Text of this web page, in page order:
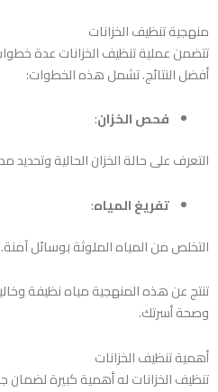
منهجية تنظيف الخزانات
تتضمن عملية تنظيف الخزانات عدة
أفضل النتائج. تشمل هذه الخطوات:
فحص الخزان:
التعرف على حالة الخزان الحالية وتحديد
تفريغ المياه:
التخلص من المياه الملوثة بوسائل آمنة.
تنتج عن هذه المنهجية مياه نظيفة
وصحة أسرتك.
أهمية تنظيف الخزانات
تنظيف الخزانات له أهمية كبيرة لضمان